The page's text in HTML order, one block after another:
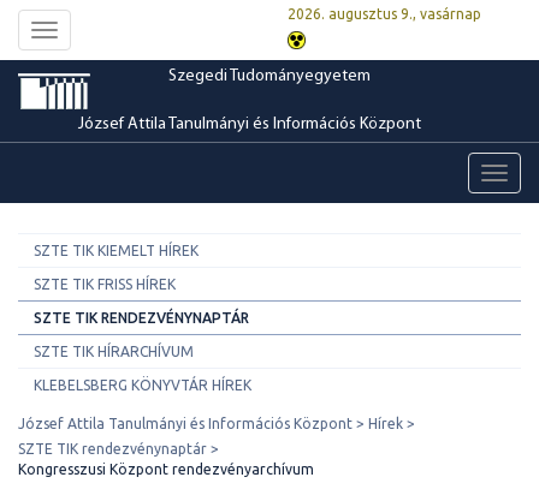
Toggle
navigation
2026. augusztus 9., vasárnap
Szegedi Tudományegyetem
József Attila Tanulmányi és Információs Központ
SZTE TIK KIEMELT HÍREK
SZTE TIK FRISS HÍREK
SZTE TIK RENDEZVÉNYNAPTÁR
SZTE TIK HÍRARCHÍVUM
KLEBELSBERG KÖNYVTÁR HÍREK
József Attila Tanulmányi és Információs Központ
Hírek
SZTE TIK rendezvénynaptár
Kongresszusi Központ rendezvényarchívum